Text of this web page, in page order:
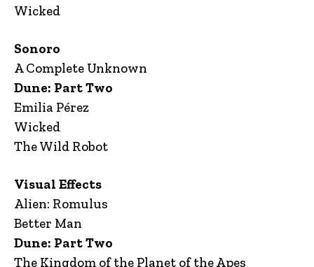
Wicked
Sonoro
A Complete Unknown
Dune: Part Two
Emilia Pérez
Wicked
The Wild Robot
Visual Effects
Alien: Romulus
Better Man
Dune: Part Two
The Kingdom of the Planet of the Apes